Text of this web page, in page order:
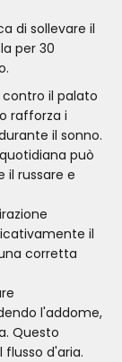
di sollevare il
per 30
contro il palato
rafforza i
il sonno.
può
il russare e
il
corretta
l'addome,
Questo
d'aria.